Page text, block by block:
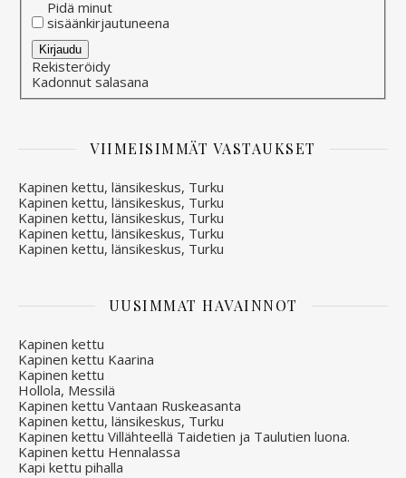
Pidä minut
sisäänkirjautuneena
Alternative:
Kirjaudu
Rekisteröidy
Kadonnut salasana
VIIMEISIMMÄT VASTAUKSET
Kapinen kettu, länsikeskus, Turku
Kapinen kettu, länsikeskus, Turku
Kapinen kettu, länsikeskus, Turku
Kapinen kettu, länsikeskus, Turku
Kapinen kettu, länsikeskus, Turku
UUSIMMAT HAVAINNOT
Kapinen kettu
Kapinen kettu Kaarina
Kapinen kettu
Hollola, Messilä
Kapinen kettu Vantaan Ruskeasanta
Kapinen kettu, länsikeskus, Turku
Kapinen kettu Villähteellä Taidetien ja Taulutien luona.
Kapinen kettu Hennalassa
Kapi kettu pihalla